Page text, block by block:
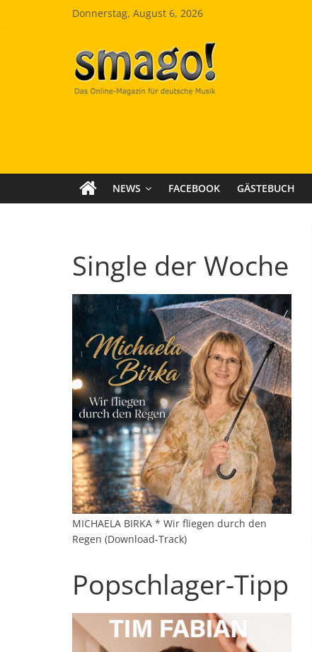
Donnerstag, August 6, 2026
Smago
SchlagerMAGazinOnline
NEWS FACEBOOK GÄSTEBUCH
Single der Woche
MICHAELA BIRKA * Wir fliegen durch den
Regen (Download-Track)
Popschlager-Tipp